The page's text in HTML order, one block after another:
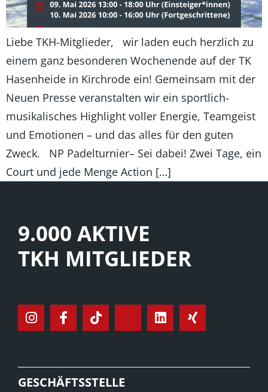
Liebe TKH-Mitglieder, wir laden euch herzlich zu
einem ganz besonderen Wochenende auf der TK
Hasenheide in Kirchrode ein! Gemeinsam mit der
Neuen Presse veranstalten wir ein sportlich-
musikalisches Highlight voller Energie, Teamgeist
und Emotionen – und das alles für den guten
Zweck. NP Padelturnier– Sei dabei! Zwei Tage, ein
Court und jede Menge Action […]
9.000 AKTIVE
TKH MITGLIEDER
GESCHÄFTSSTELLE